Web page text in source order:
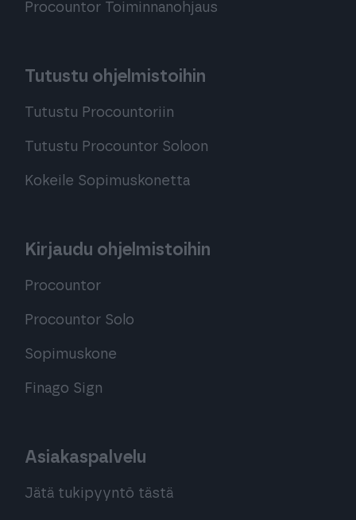
Procountor Toiminnanohjaus
Tutustu ohjelmistoihin
Tutustu Procountoriin
Tutustu Procountor Soloon
Kokeile Sopimuskonetta
Kirjaudu ohjelmistoihin
Procountor
Procountor Solo
Sopimuskone
Finago Sign
Asiakaspalvelu
Jätä tukipyyntö tästä